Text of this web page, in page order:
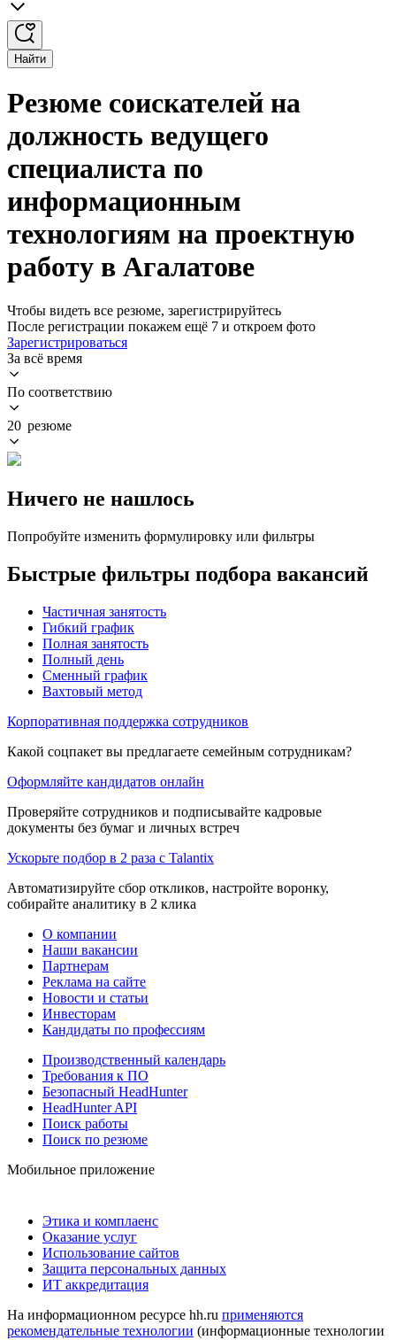
Найти
Резюме соискателей на
должность ведущего
специалиста по
информационным
технологиям на проектную
работу в Агалатове
Чтобы видеть все резюме, зарегистрируйтесь
После регистрации покажем ещё 7 и откроем фото
Зарегистрироваться
За всё время
По соответствию
20 резюме
Ничего не нашлось
Попробуйте изменить формулировку или фильтры
Быстрые фильтры подбора вакансий
Частичная занятость
Гибкий график
Полная занятость
Полный день
Сменный график
Вахтовый метод
Корпоративная поддержка сотрудников
Какой соцпакет вы предлагаете семейным сотрудникам?
Оформляйте кандидатов онлайн
Проверяйте сотрудников и подписывайте кадровые
документы без бумаг и личных встреч
Ускорьте подбор в 2 раза с Talantix
Автоматизируйте сбор откликов, настройте воронку,
собирайте аналитику в 2 клика
О компании
Наши вакансии
Партнерам
Реклама на сайте
Новости и статьи
Инвесторам
Кандидаты по профессиям
Производственный календарь
Требования к ПО
Безопасный HeadHunter
HeadHunter API
Поиск работы
Поиск по резюме
Мобильное приложение
Этика и комплаенс
Оказание услуг
Использование сайтов
Защита персональных данных
ИТ аккредитация
На информационном ресурсе hh.ru применяются
рекомендательные технологии (информационные технологии